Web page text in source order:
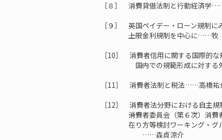
［８］ 消費貸借法制と行動経済学
［９］ 英国ペイデー・ローン規制に
――上限金利規制を中心に……牧
［10］ 消費者信用に関する国際的な
――国内での規範形成に対する
［11］ 消費者法制と税法……高橋祐
［12］ 消費者法分野における自主規
――消費者委員会（第６次）消費
在り方等検討ワーキング・グル
……森貞涼介